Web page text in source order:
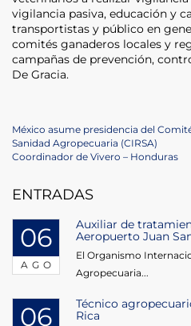
vigilancia pasiva, educación y
transportistas y público en
comités ganaderos locales y
campañas de prevención,
De Gracia.
Navegación
de
entradas
Previous
Post
México asume presidencia del
Sanidad Agropecuaria (CIRSA)
Next
Coordinador de Vivero – Honduras
ENTRADAS
06
AGO
Auxiliar de
Aeropuerto Juan
El Organismo
Agropecuaria...
06
Técnico
Rica